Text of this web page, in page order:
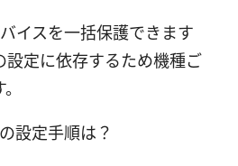
イスを一括保護できます
設定に依存するため機種ご
設定手順は？